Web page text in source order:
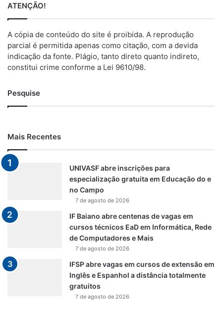
ATENÇÃO!
A cópia de conteúdo do site é proibida. A reprodução
parcial é permitida apenas como citação, com a devida
indicação da fonte. Plágio, tanto direto quanto indireto,
constitui crime conforme a Lei 9610/98.
Pesquise
Mais Recentes
UNIVASF abre inscrições para
especialização gratuita em Educação do e
no Campo
7 de agosto de 2026
IF Baiano abre centenas de vagas em
cursos técnicos EaD em Informática, Rede
de Computadores e Mais
7 de agosto de 2026
IFSP abre vagas em cursos de extensão em
Inglês e Espanhol a distância totalmente
gratuitos
7 de agosto de 2026